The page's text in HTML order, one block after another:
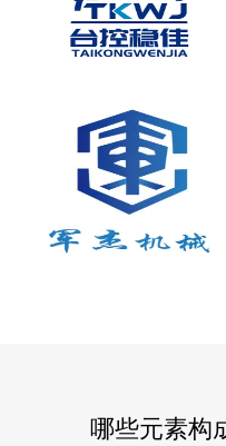
哪些元素构